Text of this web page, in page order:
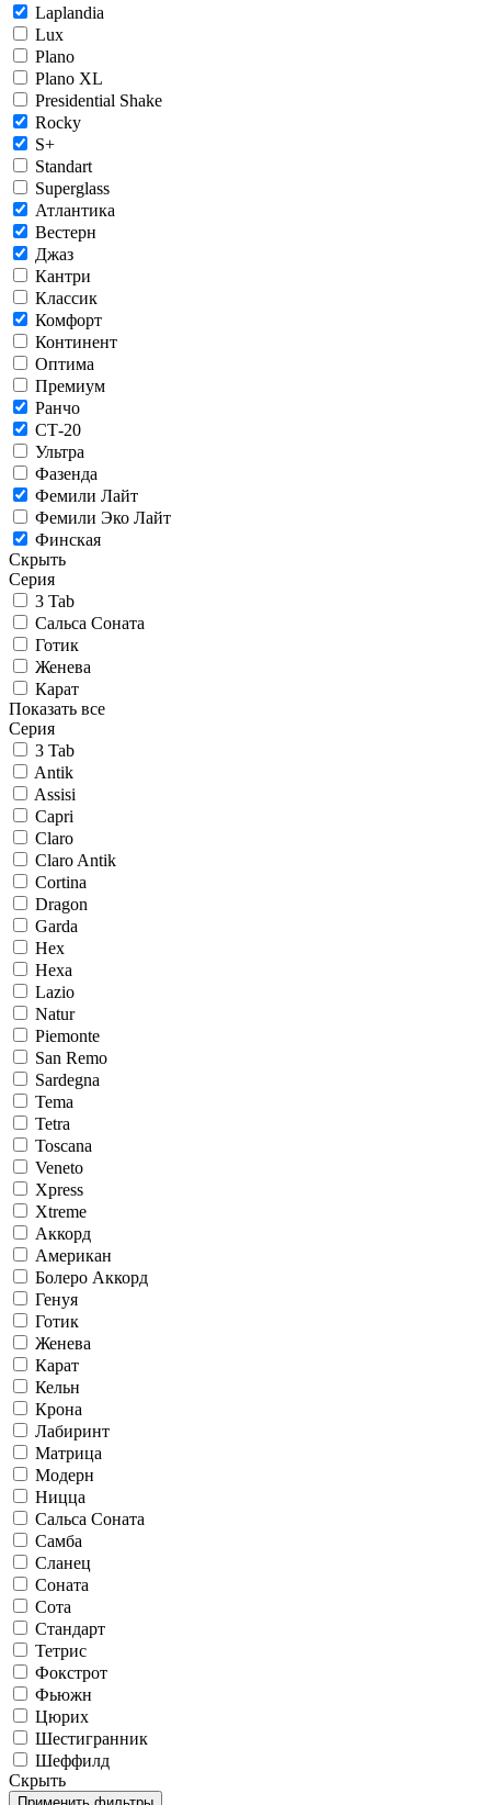
Laplandia
Lux
Plano
Plano XL
Presidential Shake
Rocky
S+
Standart
Superglass
Атлантика
Вестерн
Джаз
Кантри
Классик
Комфорт
Континент
Оптима
Премиум
Ранчо
СТ-20
Ультра
Фазенда
Фемили Лайт
Фемили Эко Лайт
Финская
Скрыть
Серия
3 Tab
Сальса Соната
Готик
Женева
Карат
Показать все
Серия
3 Tab
Antik
Assisi
Capri
Claro
Claro Antik
Cortina
Dragon
Garda
Hex
Hexa
Lazio
Natur
Piemonte
San Remo
Sardegna
Tema
Tetra
Toscana
Veneto
Xpress
Xtreme
Аккорд
Американ
Болеро Аккорд
Генуя
Готик
Женева
Карат
Кельн
Крона
Лабиринт
Матрица
Модерн
Ницца
Сальса Соната
Самба
Сланец
Соната
Сота
Стандарт
Тетрис
Фокстрот
Фьюжн
Цюрих
Шестигранник
Шеффилд
Скрыть